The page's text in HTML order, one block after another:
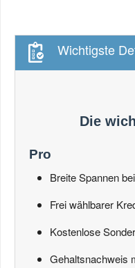
Wichtigste
Die
Pro
Breite Spannen
Frei wählbarer
Kostenlose
Gehaltsnachweis